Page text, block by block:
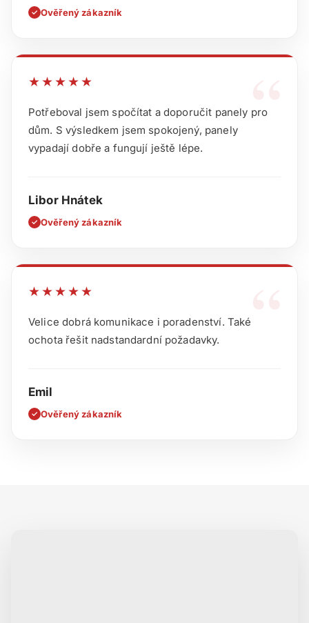
✓ Ověřený zákazník
“
★★★★★
Potřeboval jsem spočítat a doporučit panely pro
dům. S výsledkem jsem spokojený, panely
vypadají dobře a fungují ještě lépe.
Libor Hnátek
✓ Ověřený zákazník
★★★★★
Velice dobrá komunikace i poradenství. Také
ochota řešit nadstandardní požadavky.
Emil
✓ Ověřený zákazník